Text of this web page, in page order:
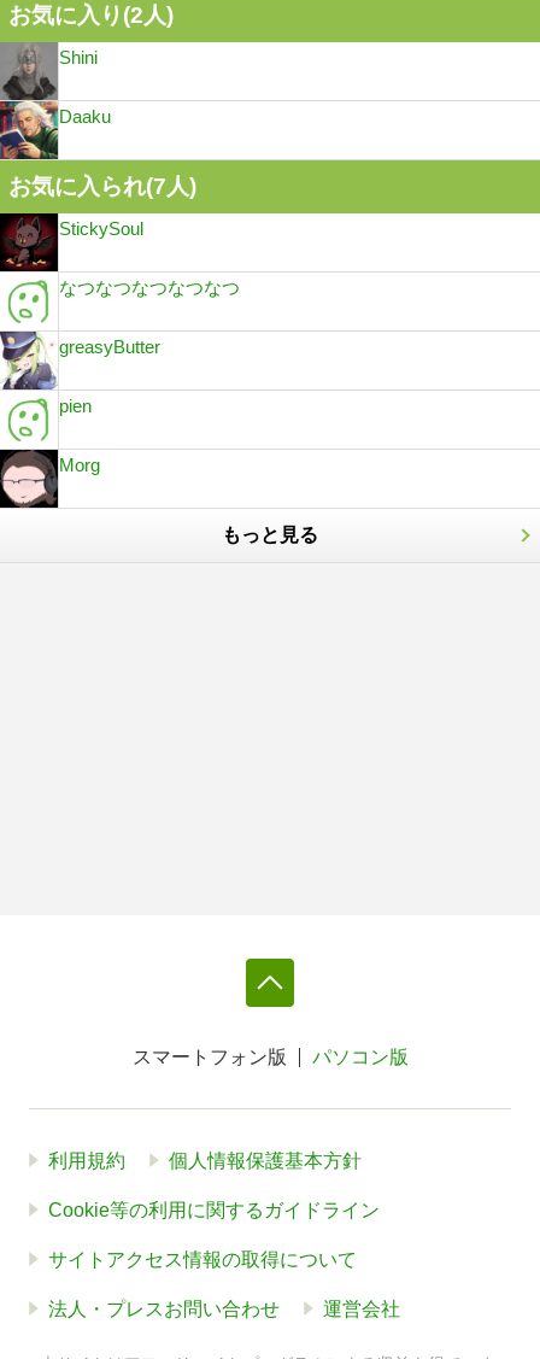
お気に入り(2人)
Shini
Daaku
お気に入られ(7人)
StickySoul
なつなつなつなつなつ
greasyButter
pien
Morg
もっと見る
スマートフォン版 パソコン版
利用規約 個人情報保護基本方針
Cookie等の利用に関するガイドライン
サイトアクセス情報の取得について
法人・プレスお問い合わせ 運営会社